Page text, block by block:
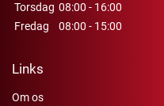
Torsdag 08:00 - 16:00
Fredag
08:00 - 15:00
Links
Om os